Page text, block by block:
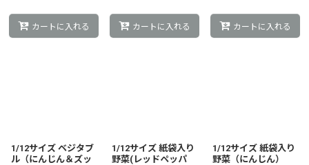
カートに入れる カートに入れる カートに入れる
1/12サイズ ベジタブ
ル（にんじん＆ズッ
1/12サイズ 紙袋入り
野菜(レッドペッパ
1/12サイズ 紙袋入り
野菜（にんじん）